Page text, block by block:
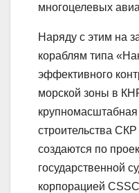
многоцелевых
Наряду с этим на
кораблям типа
эффективного
морской зоны в
строительства
создаются по
государственной
корпорацией